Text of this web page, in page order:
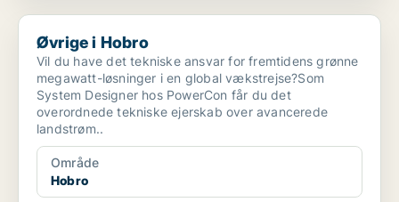
Øvrige i Hobro
Øvrige i Hobro
Vil du have det tekniske ansvar for fremtidens grønne
megawatt-løsninger i en global vækstrejse?Som
System Designer hos PowerCon får du det
overordnede tekniske ejerskab over avancerede
landstrøm..
Område
Hobro